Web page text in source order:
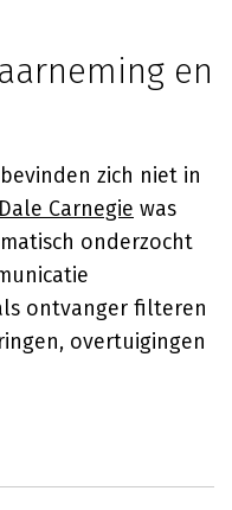
en
zich niet in
Dale Carnegie was
onderzocht
ontvanger filteren
overtuigingen